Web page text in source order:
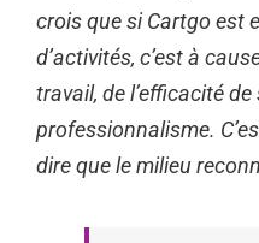
crois que si Cartgo est
d’activités, c’est à
travail, de l’efficacité
professionnalisme.
dire que le milieu